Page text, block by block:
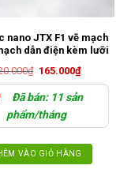
nano JTX F1 vẽ mạch
dẫn điện kèm lưỡi
₫ Giá
là:
220.000₫.
165.000₫Giá
hiện
tại
là:
Đã bán: 11 sản
phẩm/tháng
VÀO GIỎ HÀNG